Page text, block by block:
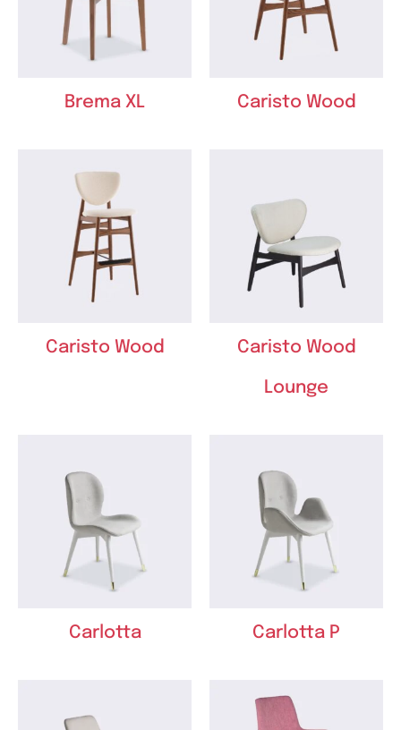
Brema XL Caristo Wood
Caristo Wood Caristo Wood
Lounge
Carlotta Carlotta P